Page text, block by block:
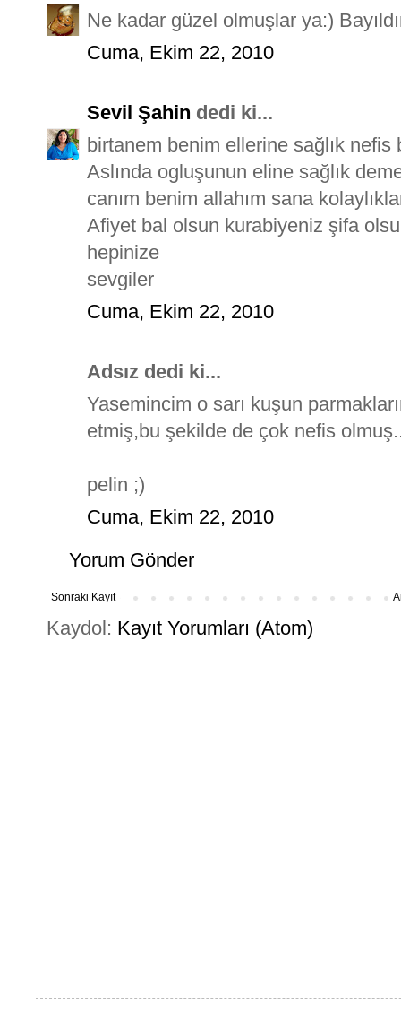
Ne kadar güzel olmuşlar ya:)
Cuma, Ekim 22, 2010
Sevil Şahin dedi ki...
birtanem benim ellerine sağlık
Aslında ogluşunun eline sağlık
canım benim allahım sana
Afiyet bal olsun kurabiyeniz şifa
hepinize
sevgiler
Cuma, Ekim 22, 2010
Adsız dedi ki...
Yasemincim o sarı kuşun
etmiş,bu şekilde de çok nefis
pelin ;)
Cuma, Ekim 22, 2010
Yorum Gönder
Sonraki Kayıt
Kaydol: Kayıt Yorumları (Atom)